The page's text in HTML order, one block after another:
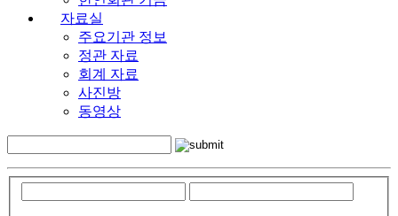
자료실
주요기관 정보
정관 자료
회계 자료
사진방
동영상